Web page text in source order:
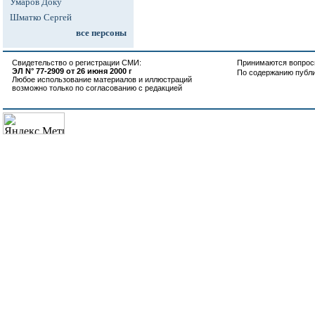
Шматко Сергей
все персоны
Свидетельство о регистрации СМИ:
ЭЛ N° 77-2909 от 26 июня 2000 г
Любое использование материалов и иллюстраций
возможно только по согласованию с редакцией
Принимаются
По содержанию